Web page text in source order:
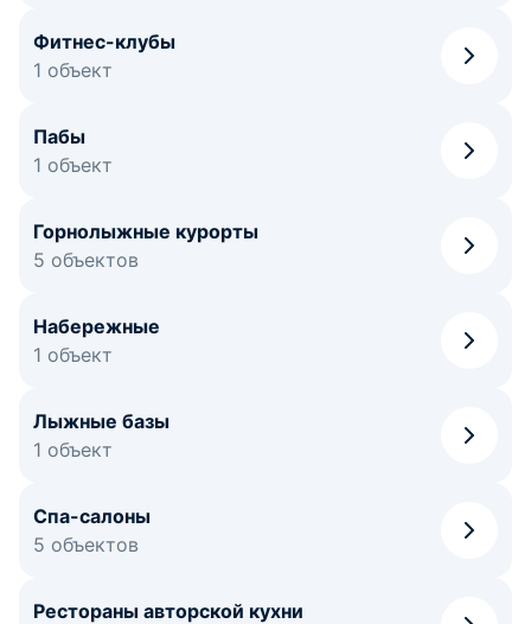
Фитнес-клубы
1 объект
Пабы
1 объект
Горнолыжные курорты
5 объектов
Набережные
1 объект
Лыжные базы
1 объект
Спа-салоны
5 объектов
Рестораны авторской кухни